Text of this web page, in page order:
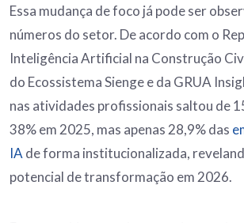
Essa mudança de foco já pode ser
números do setor. De acordo com o
Inteligência Artificial na Construção
do Ecossistema Sienge e da GRUA
nas atividades profissionais saltou de
38% em 2025, mas apenas 28,9% das
IA de forma institucionalizada,
potencial de transformação em 2026.